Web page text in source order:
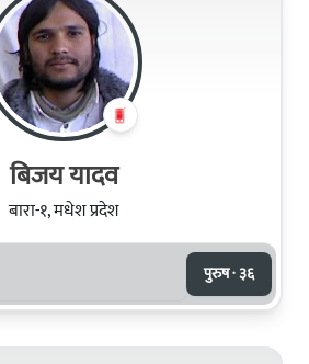
बिजय यादव
बारा-१, मधेश प्रदेश
पुरुष · ३६